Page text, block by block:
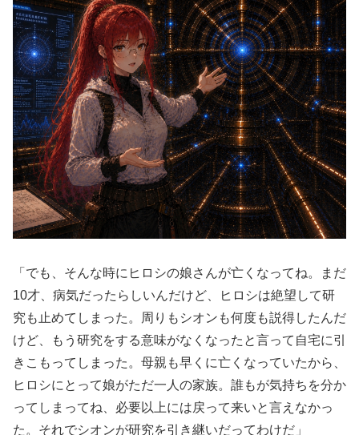
「でも、そんな時にヒロシの娘さんが亡くなってね。まだ
10才、病気だったらしいんだけど、ヒロシは絶望して研
究も止めてしまった。周りもシオンも何度も説得したんだ
けど、もう研究をする意味がなくなったと言って自宅に引
きこもってしまった。母親も早くに亡くなっていたから、
ヒロシにとって娘がただ一人の家族。誰もが気持ちを分か
ってしまってね、必要以上には戻って来いと言えなかっ
た。それでシオンが研究を引き継いだってわけだ」